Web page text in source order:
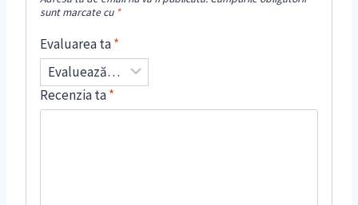
sunt marcate cu *
Evaluarea ta*
Recenzia ta*